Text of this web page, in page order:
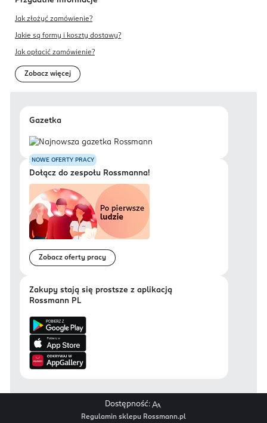
Jak złożyć zamówienie?
Jakie są formy i koszty dostawy?
Jak opłacić zamówienie?
Zobacz więcej
Gazetka
NOWE OFERTY PRACY
Dołącz do zespołu Rossmanna!
Zobacz oferty pracy
Zakupy stają się prostsze z aplikacją
Rossmann PL
Dostępność:
Regulamin sklepu Rossmann.pl